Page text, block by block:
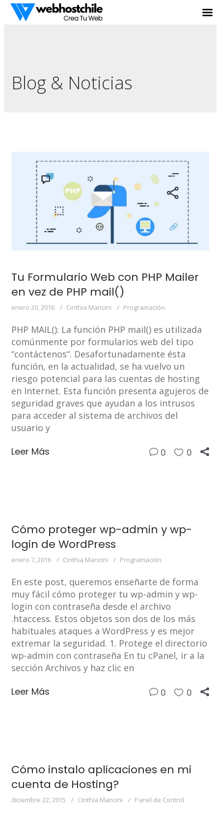
Blog & Noticias
Tu Formulario Web con PHP Mailer
en vez de PHP mail()
enero 20, 2016 Cinthia Mancini Programación
PHP MAIL(): La función PHP mail() es utilizada
comúnmente por formularios web del tipo
“contáctenos“. Desafortunadamente ésta
función, en la actualidad, se ha vuelvo un
riesgo potencial para las cuentas de hosting
en Internet. Esta función presenta agujeros de
seguridad graves que ayudan a los intrusos
para acceder al sistema de archivos del
usuario y
Leer Más 0 0
Cómo proteger wp-admin y wp-
login de WordPress
enero 7, 2016 Cinthia Mancini Programación
En este post, queremos enseñarte de forma
muy fácil cómo proteger tu wp-admin y wp-
login con contraseña desde el archivo
.htaccess. Estos objetos son dos de los más
habituales ataques a WordPress y es mejor
extremar la seguridad. 1. Protege el directorio
wp-admin con contraseña En tu cPanel, ir a la
sección Archivos y haz clic en
Leer Más 0 0
Cómo instalo aplicaciones en mi
cuenta de Hosting?
diciembre 22, 2015 Cinthia Mancini Panel de Control